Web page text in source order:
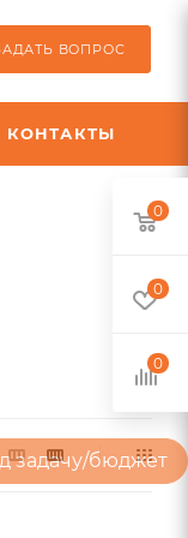
ВОПРОС
КОНТАКТЫ
задачу/бюджет
0
0
0